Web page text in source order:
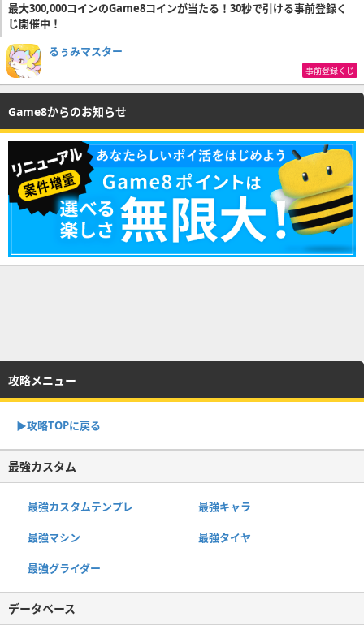
最大300,000コインのGame8コインが当たる！30秒で引ける事前登録く
じ開催中！
るぅみマスター
事前登録くじ
Game8からのお知らせ
攻略メニュー
▶︎攻略TOPに戻る
最強カスタム
最強カスタムテンプレ 最強キャラ
最強マシン 最強タイヤ
最強グライダー
データベース